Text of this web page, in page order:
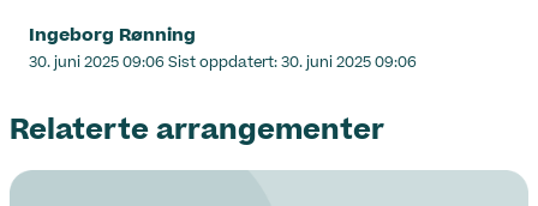
Ingeborg Rønning
Lagt
30. juni 2025 09:06Sist oppdatert:30. juni 2025 09:06
Relaterte arrangementer